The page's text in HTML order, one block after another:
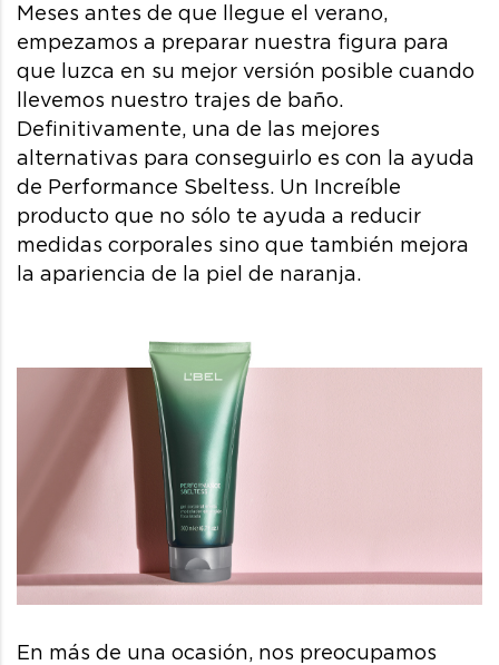
Meses antes de que llegue el verano,
empezamos a preparar nuestra figura para
que luzca en su mejor versión posible cuando
llevemos nuestro trajes de baño.
Definitivamente, una de las mejores
alternativas para conseguirlo es con la ayuda
de Performance Sbeltess. Un Increíble
producto que no sólo te ayuda a reducir
medidas corporales sino que también mejora
la apariencia de la piel de naranja.
En más de una ocasión, nos preocupamos